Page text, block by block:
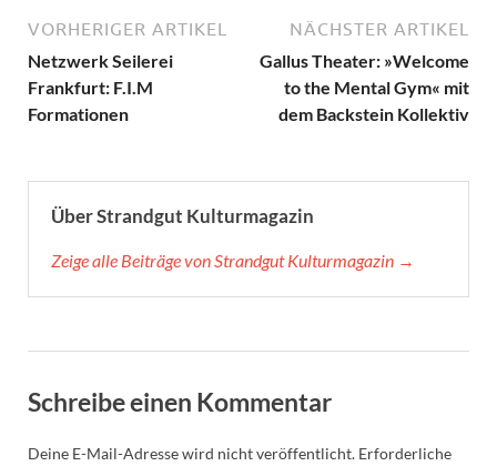
VORHERIGER ARTIKEL
Netzwerk Seilerei
Frankfurt: F.I.M
Formationen
NÄCHSTER ARTIKEL
Gallus Theater: »Welcome
to the Mental Gym« mit
dem Backstein Kollektiv
Über Strandgut Kulturmagazin
Zeige alle Beiträge von Strandgut Kulturmagazin →
Schreibe einen Kommentar
Deine E-Mail-Adresse wird nicht veröffentlicht. Erforderliche